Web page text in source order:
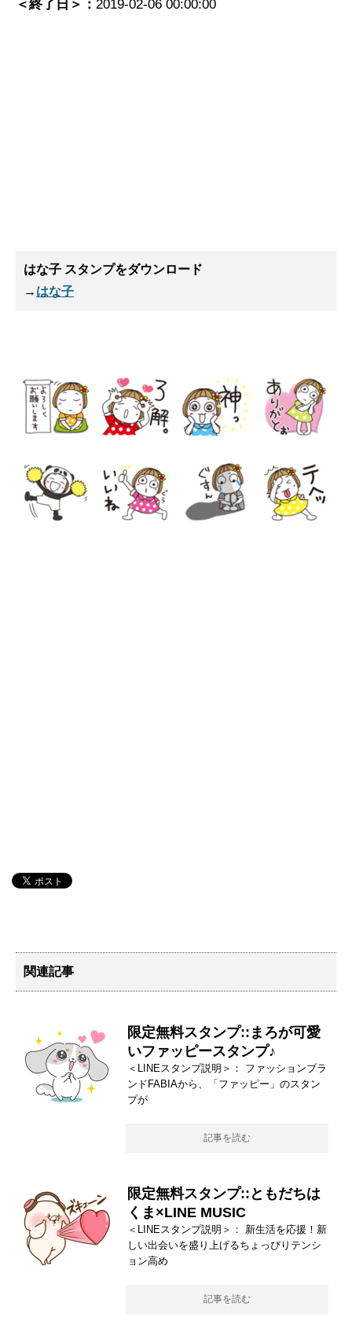
＜終了日＞： 2019-02-06 00:00:00
はな子 スタンプをダウンロード
→ はな子
関連記事
限定無料スタンプ::まろが可愛
いファッピースタンプ♪
＜LINEスタンプ説明＞： ファッションブラ
ンドFABIAから、「ファッピー」のスタン
プが
記事を読む
限定無料スタンプ::ともだちは
くま×LINE MUSIC
＜LINEスタンプ説明＞： 新生活を応援！新
しい出会いを盛り上げるちょっぴりテンシ
ョン高め
記事を読む